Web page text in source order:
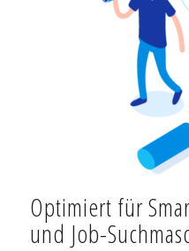
Optimiert für
und Job-